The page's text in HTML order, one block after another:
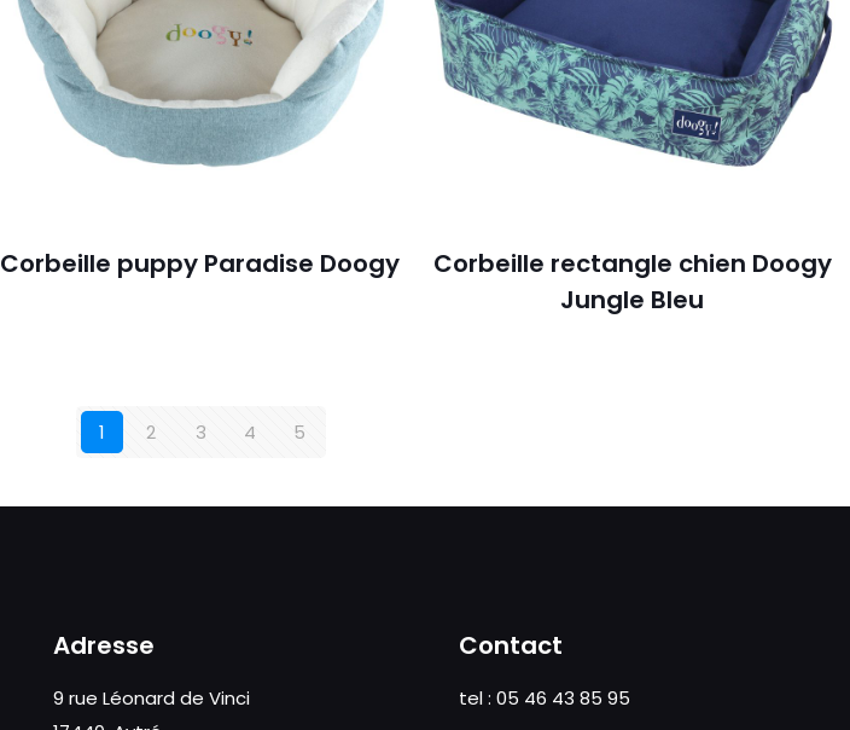
Corbeille puppy Paradise Doogy
Corbeille rectangle chien Doogy
Jungle Bleu
1 2 3 4 5
Adresse
9 rue Léonard de Vinci
Contact
tel : 05 46 43 85 95